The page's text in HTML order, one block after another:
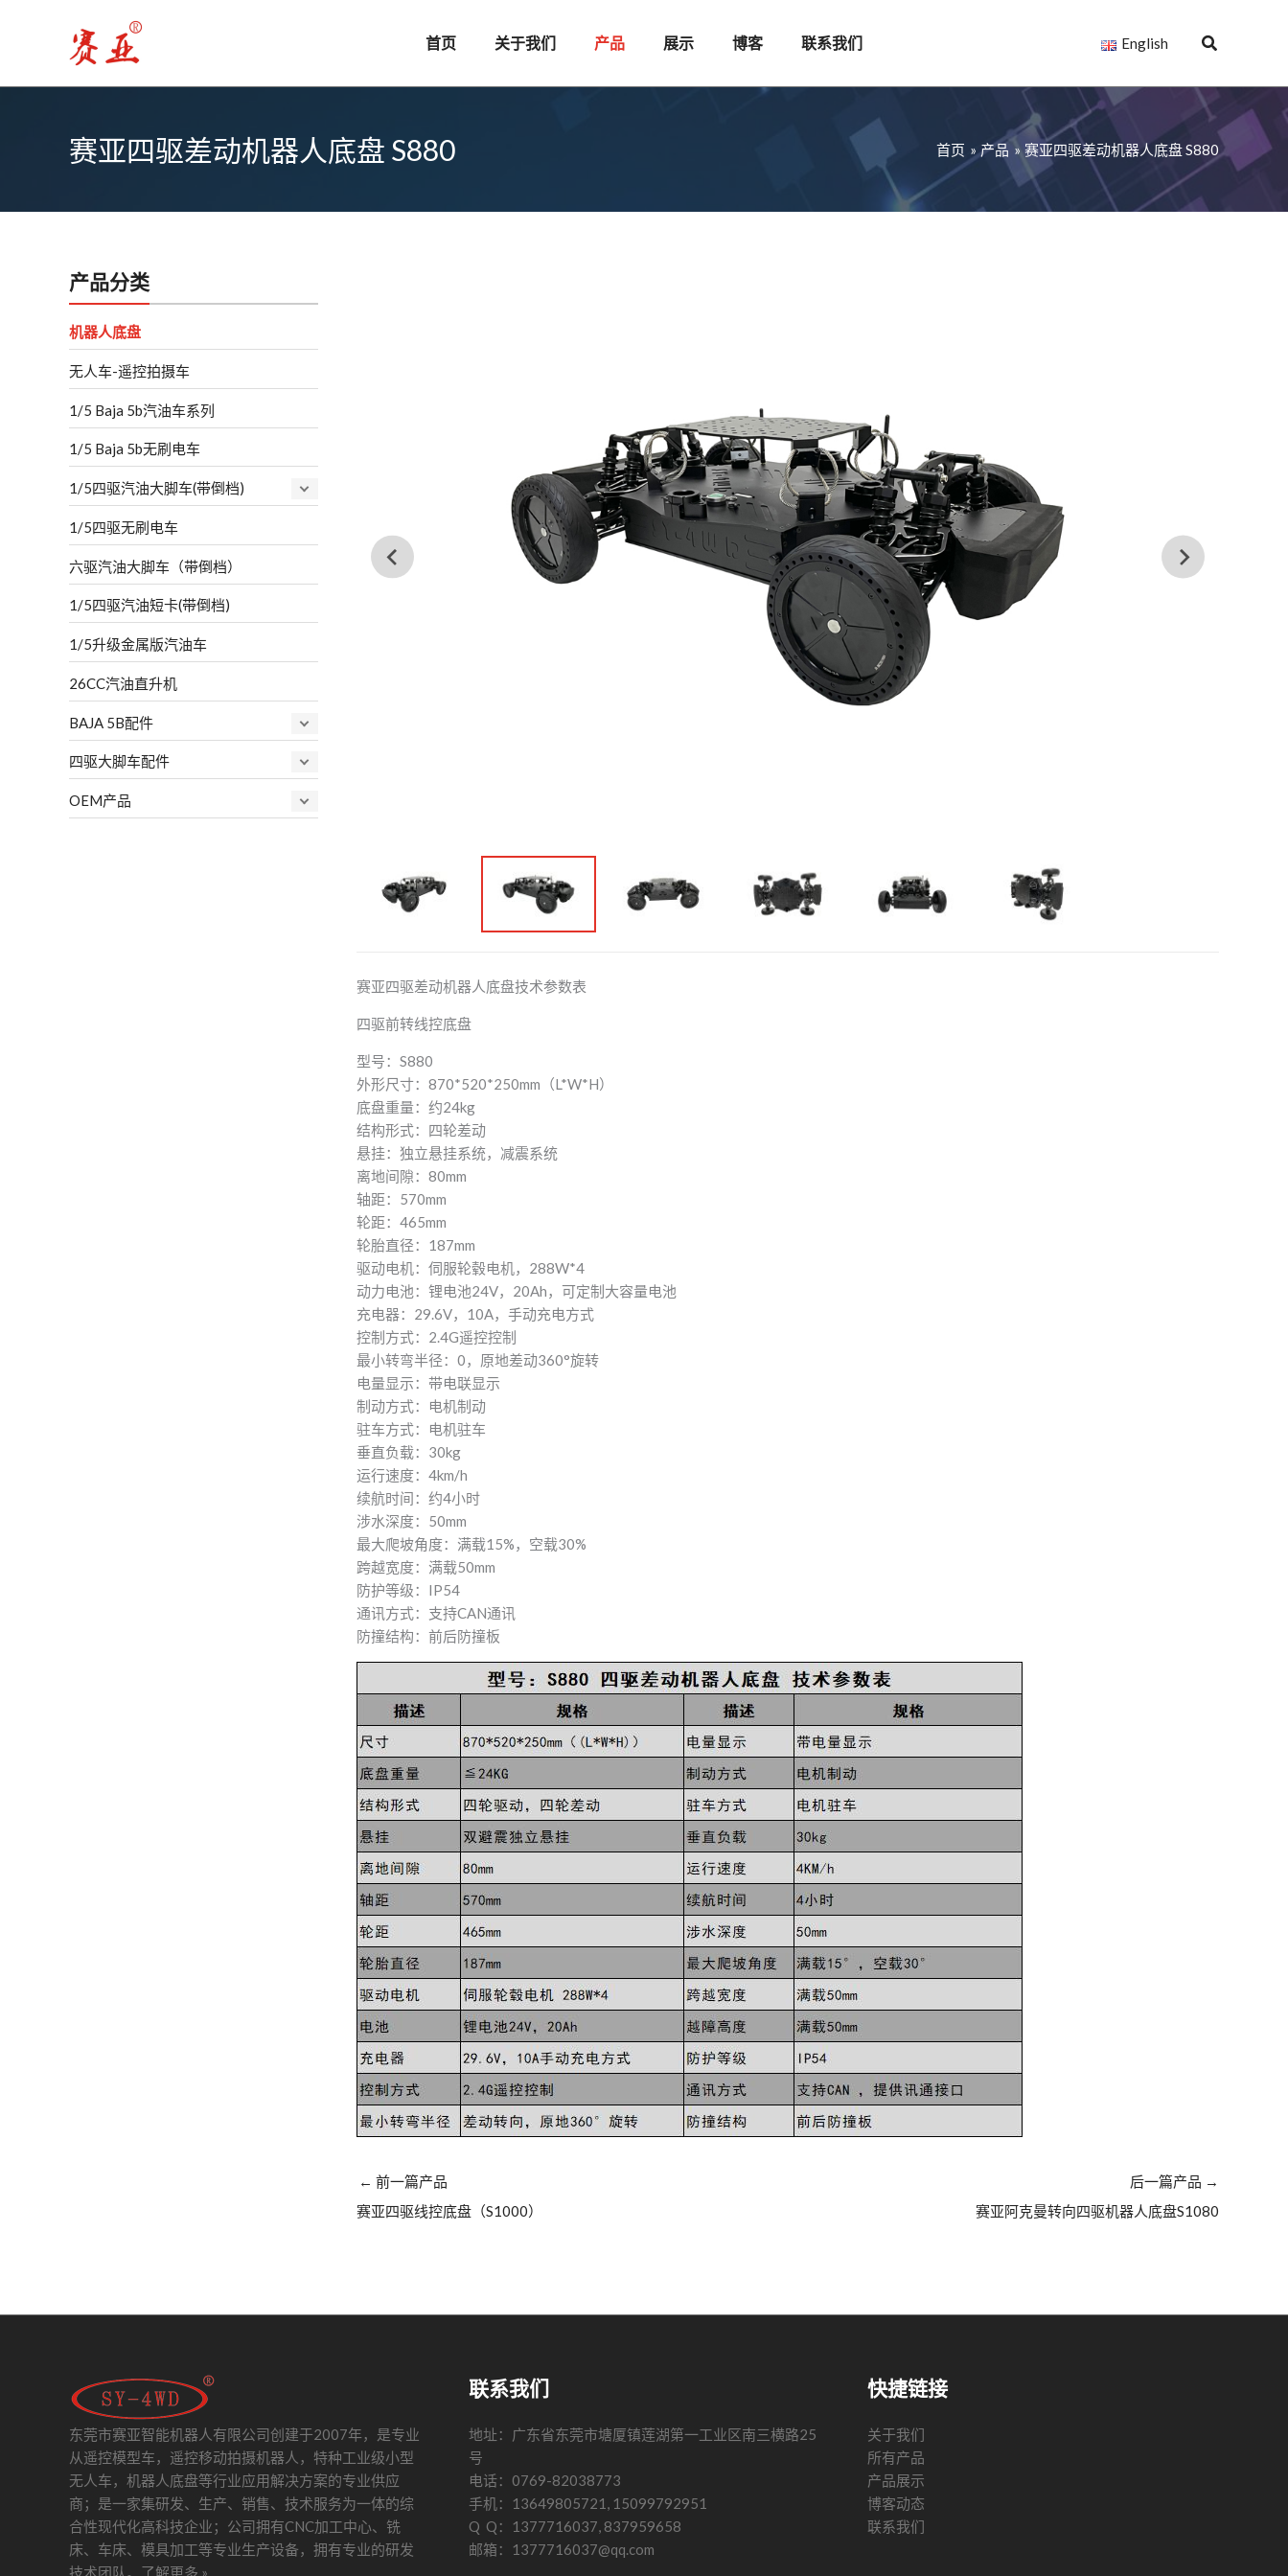
首页 关于我们 产品 展示 博客 联系我们 English
赛亚四驱差动机器人底盘 S880 首页 产品 赛亚四驱差动机器人底盘 S880
产品分类
机器人底盘
无人车-遥控拍摄车
1/5 Baja 5b汽油车系列
1/5 Baja 5b无刷电车
1/5四驱汽油大脚车(带倒档)
1/5四驱无刷电车
六驱汽油大脚车（带倒档）
1/5四驱汽油短卡(带倒档)
1/5升级金属版汽油车
26CC汽油直升机
BAJA 5B配件
四驱大脚车配件
OEM产品
赛亚四驱差动机器人底盘技术参数表
四驱前转线控底盘
型号：S880
外形尺寸：870*520*250mm（L*W*H）
底盘重量：约24kg
结构形式：四轮差动
悬挂：独立悬挂系统，减震系统
离地间隙：80mm
轴距：570mm
轮距：465mm
轮胎直径：187mm
驱动电机：伺服轮毂电机，288W*4
动力电池：锂电池24V，20Ah，可定制大容量电池
充电器：29.6V，10A，手动充电方式
控制方式：2.4G遥控控制
最小转弯半径：0，原地差动360°旋转
电量显示：带电联显示
制动方式：电机制动
驻车方式：电机驻车
垂直负载：30kg
运行速度：4km/h
续航时间：约4小时
涉水深度：50mm
最大爬坡角度：满载15%，空载30%
跨越宽度：满载50mm
防护等级：IP54
通讯方式：支持CAN通讯
防撞结构：前后防撞板
← 前一篇产品
赛亚四驱线控底盘（S1000）
后一篇产品 →
赛亚阿克曼转向四驱机器人底盘S1080
东莞市赛亚智能机器人有限公司创建于2007年，是专业
从遥控模型车，遥控移动拍摄机器人，特种工业级小型
无人车，机器人底盘等行业应用解决方案的专业供应
商；是一家集研发、生产、销售、技术服务为一体的综
合性现代化高科技企业；公司拥有CNC加工中心、铣
床、车床、模具加工等专业生产设备，拥有专业的研发
技术团队。 了解更多 »
联系我们
地址：广东省东莞市塘厦镇莲湖第一工业区南三横路25
号
电话：0769-82038773
手机：13649805721, 15099792951
Q Q：1377716037, 837959658
邮箱：1377716037@qq.com
快捷链接
关于我们
所有产品
产品展示
博客动态
联系我们